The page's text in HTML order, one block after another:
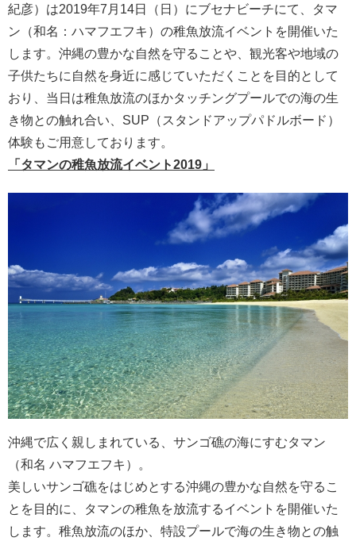
紀彦）は2019年7月14日（日）にブセナビーチにて、タマ
ン（和名：ハマフエフキ）の稚魚放流イベントを開催いた
します。沖縄の豊かな自然を守ることや、観光客や地域の
子供たちに自然を身近に感じていただくことを目的として
おり、当日は稚魚放流のほかタッチングプールでの海の生
き物との触れ合い、SUP（スタンドアップパドルボード）
体験もご用意しております。
「タマンの稚魚放流イベント2019」
沖縄で広く親しまれている、サンゴ礁の海にすむタマン
（和名 ハマフエフキ）。
美しいサンゴ礁をはじめとする沖縄の豊かな自然を守るこ
とを目的に、タマンの稚魚を放流するイベントを開催いた
します。稚魚放流のほか、特設プールで海の生き物との触